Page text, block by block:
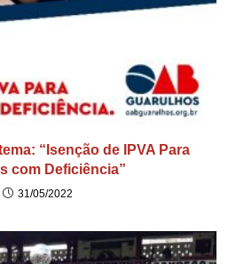
“Isenção de IPVA Para
com Deficiência”
31/05/2022